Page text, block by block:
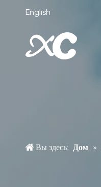
English
Вы здесь: Дом »